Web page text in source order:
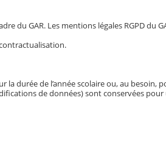
du GAR. Les mentions légales RGPD du
durée de l’année scolaire ou, au besoin,
de données) sont conservées